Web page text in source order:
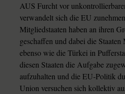
AUS Furcht vor
verwandelt sich die EU
Mitgliedstaaten haben an ihren
geschaffen und dabei die
ebenso wie die Türkei in
diesen Staaten die Aufgabe
aufzuhalten und die EU-Politik
Union versuchen sich kollektiv